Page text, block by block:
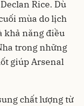
Rice. Dù
mùa do lịch
khả năng điều
trong những
giúp Arsenal
chất lượng từ